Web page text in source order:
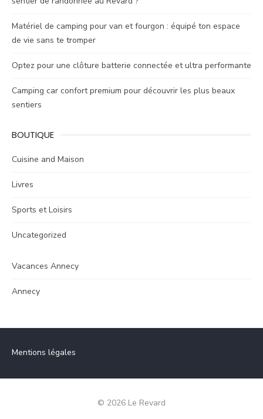
Matériel de camping pour van et fourgon : équipé ton espace
de vie sans te tromper
Optez pour une clôture batterie connectée et ultra performante
Camping car confort premium pour découvrir les plus beaux
sentiers
BOUTIQUE
Cuisine and Maison
Livres
Sports et Loisirs
Uncategorized
Vacances Annecy
Annecy
Mentions légales
© 2026 Le Revard